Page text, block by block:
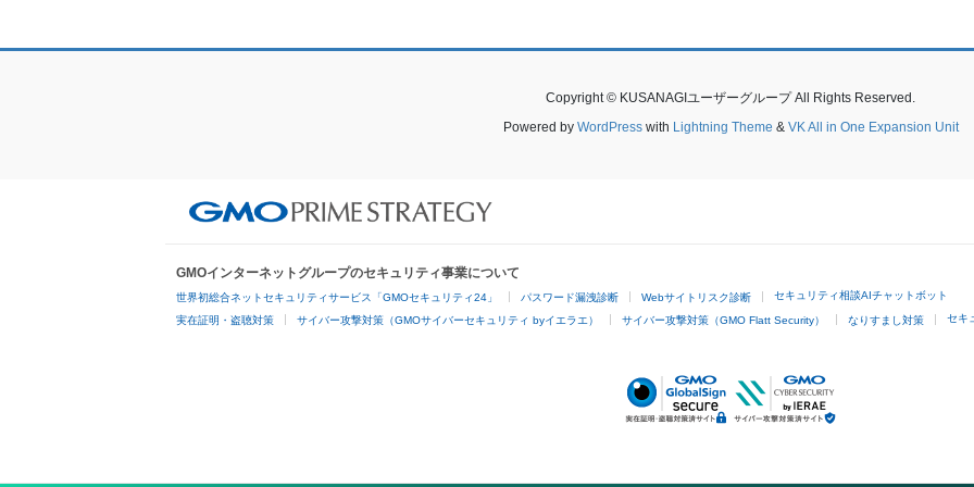
Copyright © KUSANAGIユーザーグループ All Rights Reserved.
Powered by WordPresswith Lightning Theme & VK All in One Expansion Unit
GMOインターネットグループのセキュリティ事業について
世界初総合ネットセキュリティサービス「GMOセキュリティ24」 パスワード漏洩診断 Webサイトリスク診断 セキュリティ相談AIチャットボット
実在証明・盗聴対策 サイバー攻撃対策（GMOサイバーセキュリティ byイエラエ） サイバー攻撃対策（GMO Flatt Security） なりすまし対策 セキ